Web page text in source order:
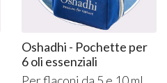
Oshadhi - Pochette per
6 oli essenziali